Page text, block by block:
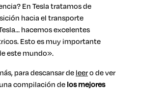
En Tesla tratamos de
hacia el transporte
hacemos excelentes
Esto es muy importante
este mundo».
para descansar deleero de ver
compilación delos mejores